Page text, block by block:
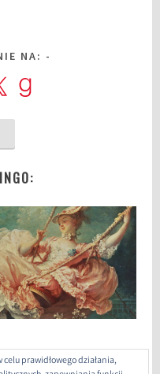
NA:
Goodreads
prawidłowego działania,